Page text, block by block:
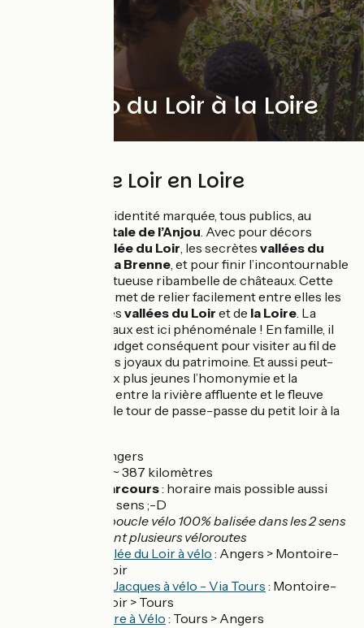
Tour vélo du Loir à la Loire
Détours de Loir en Loire
Un tour à vélo à l'identité marquée, tous publics, au
capitale de l’Anjou. Avec pour décors
la vallée du Loir, les secrètes vallées du
la Brenne, et pour finir l’incontournable
et sa somptueuse ribambelle de châteaux. Cette
boucle à vélo permet de relier facilement entre elles les
deux pittoresques vallées du Loir et de la Loire. La
densité en châteaux est ici phénoménale ! En famille, il
vous faudra un budget conséquent pour visiter au fil de
votre avancée ces joyaux du patrimoine. Et aussi peut-
être expliquer aux plus jeunes l’homonymie et la
disparition du “e” entre la rivière affluente et le fleuve
royal, en somme le tour de passe-passe du petit loir à la
Angers
~ 387 kilomètres
Sens du parcours: horaire mais possible aussi
dans l'autre sens ;-D
boucle vélo 100% balisée dans les 2 sens
/ empruntant plusieurs véloroutes
La Vallée du Loir à vélo : Angers > Montoire-
sur-Loir
Saint-Jacques à vélo - Via Tours : Montoire-
sur-Loir > Tours
La Loire à Vélo : Tours > Angers